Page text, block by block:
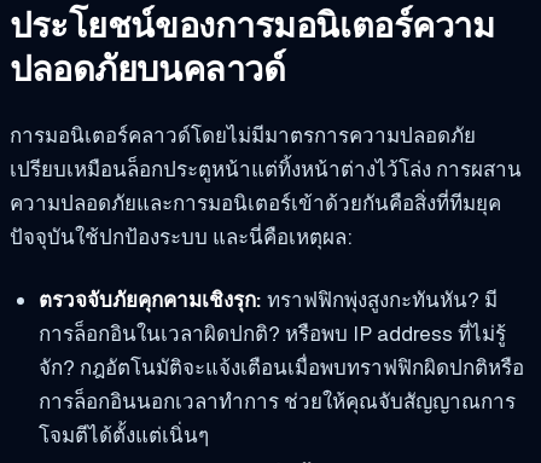
ประโยชน์ของการมอนิเตอร์ความ
ปลอดภัยบนคลาวด์
การมอนิเตอร์คลาวด์โดยไม่มีมาตรการความปลอดภัย
เปรียบเหมือนล็อกประตูหน้าแต่ทิ้งหน้าต่างไว้โล่ง การผสาน
ความปลอดภัยและการมอนิเตอร์เข้าด้วยกันคือสิ่งที่ทีมยุค
ปัจจุบันใช้ปกป้องระบบ และนี่คือเหตุผล:
ตรวจจับภัยคุกคามเชิงรุก: ทราฟฟิกพุ่งสูงกะทันหัน? มี
การล็อกอินในเวลาผิดปกติ? หรือพบ IP address ที่ไม่รู้
จัก? กฎอัตโนมัติจะแจ้งเตือนเมื่อพบทราฟฟิกผิดปกติหรือ
การล็อกอินนอกเวลาทำการ ช่วยให้คุณจับสัญญาณการ
โจมตีได้ตั้งแต่เนิ่นๆ